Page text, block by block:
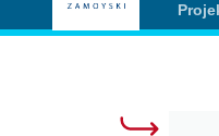
Kadra